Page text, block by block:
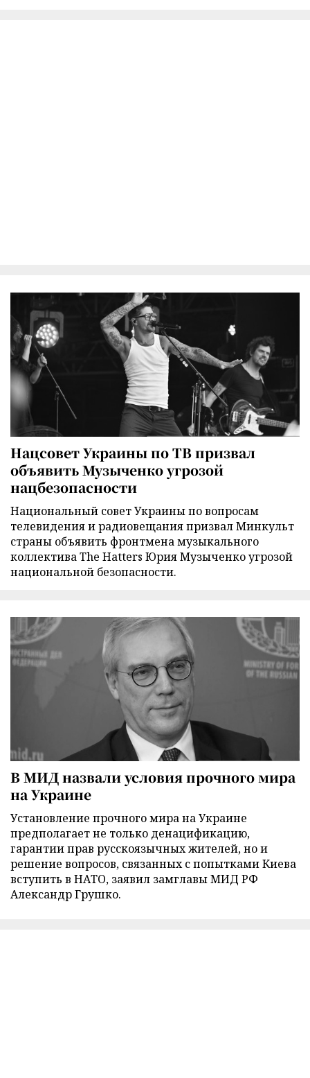
Нацсовет Украины по ТВ призвал
объявить Музыченко угрозой
нацбезопасности
Национальный совет Украины по вопросам
телевидения и радиовещания призвал Минкульт
страны объявить фронтмена музыкального
коллектива The Hatters Юрия Музыченко угрозой
национальной безопасности.
В МИД назвали условия прочного мира
на Украине
Установление прочного мира на Украине
предполагает не только денацификацию,
гарантии прав русскоязычных жителей, но и
решение вопросов, связанных с попытками Киева
вступить в НАТО, заявил замглавы МИД РФ
Александр Грушко.